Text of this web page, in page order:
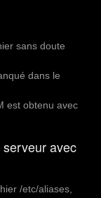
sans doute
dans le
est obtenu avec
avec
/etc/aliases,